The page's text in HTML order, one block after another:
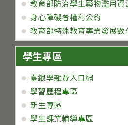
教育部防治學生藥物濫用資
身心障礙者權利公約
教育部特殊教育專業發展數
學生專區
臺銀學雜費入口網
學習歷程專區
新生專區
學生課業輔導專區